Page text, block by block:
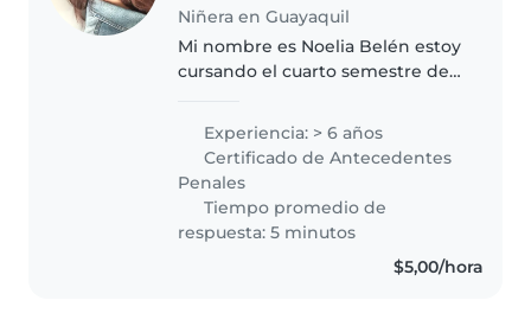
Niñera en Guayaquil
Mi nombre es Noelia Belén estoy
cursando el cuarto semestre de
mucho lo que interactuar con los
niños, entender lo que necesitan
, cuidarlos jugar con..
Experiencia: > 6 años
Certificado de Antecedentes
Penales
Tiempo promedio de
respuesta: 5 minutos
$5,00/hora